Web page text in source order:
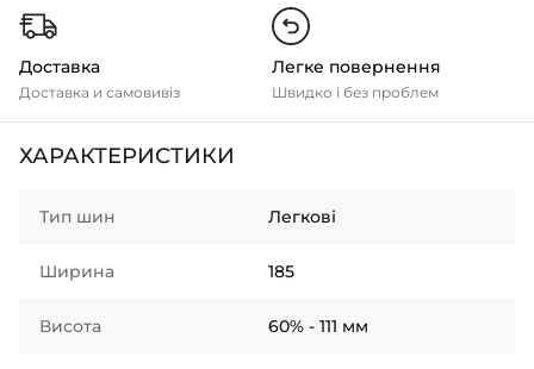
Доставка
Доставка и самовивіз
Легке повернення
Швидко і без проблем
ХАРАКТЕРИСТИКИ
Тип шин Легкові
Ширина 185
Висота 60% - 111 мм